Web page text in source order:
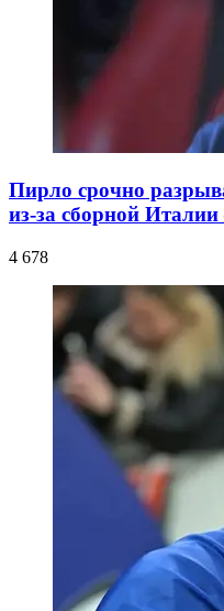
Пирло срочно
из-за сборной
4 678